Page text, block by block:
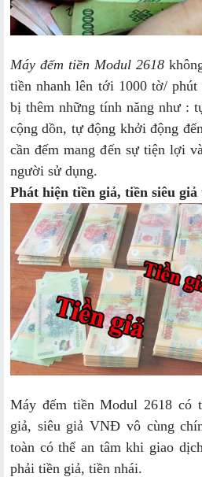
Máy đếm tiền Modul 2618
tiền nhanh lên tới 1000 tờ/ phút
bị thêm những tính năng như :
cộng dồn, tự động khởi động
cần đếm mang đến sự tiện lợi
người sử dụng.
Phát hiện tiền giả, tiền siêu
Máy đếm tiền Modul 2618 có
giả, siêu giả VNĐ vô cùng
toàn có thể an tâm khi giao
phải tiền giả, tiền nhái.